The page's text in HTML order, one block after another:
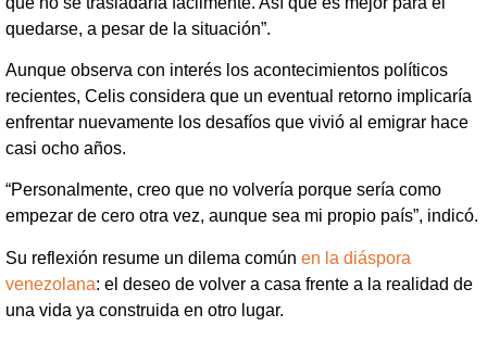
quedarse, a pesar de la situación”.
Aunque observa con interés los acontecimientos políticos
recientes, Celis considera que un eventual retorno implicaría
enfrentar nuevamente los desafíos que vivió al emigrar hace
casi ocho años.
“Personalmente, creo que no volvería porque sería como
empezar de cero otra vez, aunque sea mi propio país”, indicó.
Su reflexión resume un dilema común en la diáspora
venezolana: el deseo de volver a casa frente a la realidad de
una vida ya construida en otro lugar.